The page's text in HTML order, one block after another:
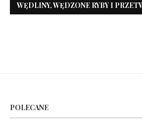
WĘDLINY, WĘDZONE RYBY I
POLECANE